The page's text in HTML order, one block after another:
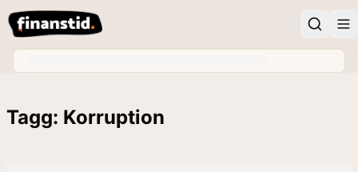
Tagg: Korruption